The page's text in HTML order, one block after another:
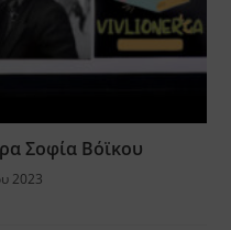
Σοφία Βόϊκου
2023